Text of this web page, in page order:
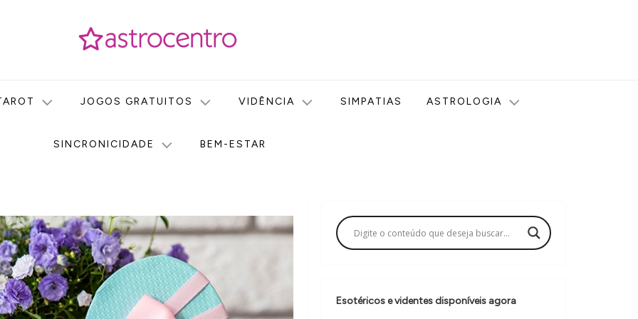
JOGOS GRATUITOS VIDÊNCIA SIMPATIAS ASTROLOGIA
SINCRONICIDADE BEM-ESTAR
Esotéricos e videntes disponíveis agora